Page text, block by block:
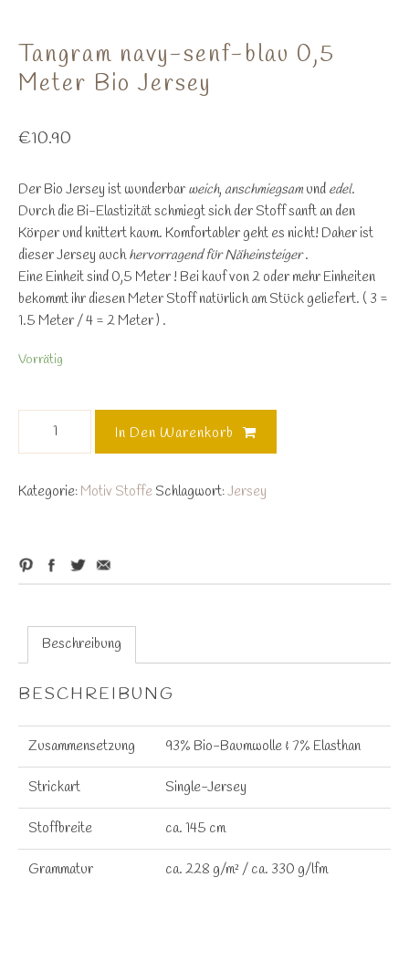
Tangram navy-senf-blau 0,5
Meter Bio Jersey
€10.90
Der Bio Jersey ist wunderbar weich, anschmiegsamund edel.
Durch die Bi-Elastizität schmiegt sich der Stoff sanft an den
Körper und knittert kaum. Komfortabler geht es nicht! Daher ist
dieser Jersey auchhervorragend für Näheinsteiger.
Eine Einheit sind 0,5 Meter ! Bei kauf von 2 oder mehr Einheiten
bekommt ihr diesen Meter Stoff natürlich am Stück geliefert. ( 3 =
1.5 Meter / 4 = 2 Meter ) .
Vorrätig
blau
Jersey
In Den Warenkorb
Kategorie: Motiv Stoffe Schlagwort:Jersey
Beschreibung
BESCHREIBUNG
Zusammensetzung 93% Bio-Baumwolle & 7% Elasthan
Strickart Single-Jersey
Stoffbreite ca. 145 cm
Grammatur ca. 228 g/m² / ca. 330 g/lfm